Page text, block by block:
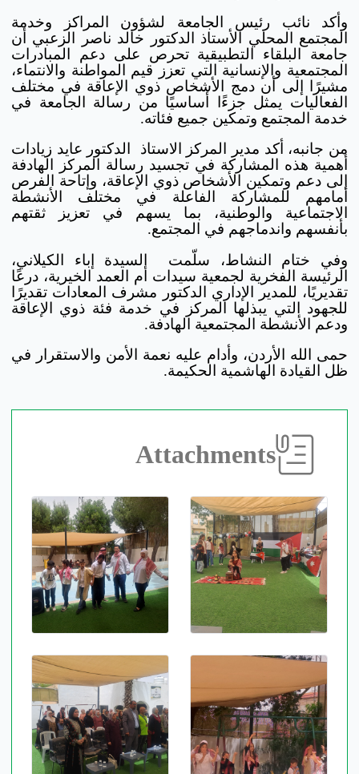
وأكد نائب رئيس الجامعة لشؤون المراكز وخدمة
المجتمع المحلي الأستاذ الدكتور خالد ناصر الزعبي أن
جامعة البلقاء التطبيقية تحرص على دعم المبادرات
المجتمعية والإنسانية التي تعزز قيم المواطنة والانتماء،
مشيرًا إلى أن دمج الأشخاص ذوي الإعاقة في مختلف
الفعاليات يمثل جزءًا أساسيًا من رسالة الجامعة في
خدمة المجتمع وتمكين جميع فئاته.
من جانبه، أكد مدير المركز الاستاذ الدكتور عايد زيادات
أهمية هذه المشاركة في تجسيد رسالة المركز الهادفة
إلى دعم وتمكين الأشخاص ذوي الإعاقة، وإتاحة الفرص
أمامهم للمشاركة الفاعلة في مختلف الأنشطة
الاجتماعية والوطنية، بما يسهم في تعزيز ثقتهم
بأنفسهم واندماجهم في المجتمع.
وفي ختام النشاط، سلّمت السيدة إباء الكيلاني،
الرئيسة الفخرية لجمعية سيدات أم العمد الخيرية، درعًا
تقديريًا، للمدير الإداري الدكتور مشرف المعادات تقديرًا
للجهود التي يبذلها المركز في خدمة فئة ذوي الإعاقة
ودعم الأنشطة المجتمعية الهادفة.
حمى الله الأردن، وأدام عليه نعمة الأمن والاستقرار في
ظل القيادة الهاشمية الحكيمة.
Attachments